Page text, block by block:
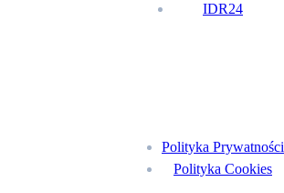
IDR24
Polityka Prywatności
Polityka Cookies